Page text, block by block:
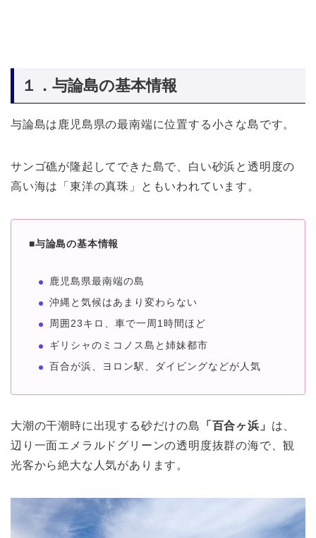
１．与論島の基本情報
与論島は鹿児島県の最南端に位置する小さな島です。
サンゴ礁が隆起してできた島で、白い砂浜と透明度の
高い海は「東洋の真珠」ともいわれています。
■与論島の基本情報
鹿児島県最南端の島
沖縄と気候はあまり変わらない
周囲23キロ、車で一周1時間ほど
ギリシャのミコノス島と姉妹都市
百合が浜、ヨロン駅、ダイビングなどが人気
大潮の干潮時に出現する砂だけの島 「百合ヶ浜」 は、
辺り一面エメラルドグリーンの透明度抜群の海で、観
光客から絶大な人気があります。